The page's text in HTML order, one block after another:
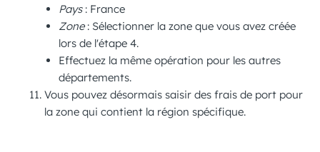
Pays: France
Zone: Sélectionner la zone que vous avez créée
lors de l'étape 4.
Effectuez la même opération pour les autres
départements.
Vous pouvez désormais saisir des frais de port pour
la zone qui contient la région spécifique.